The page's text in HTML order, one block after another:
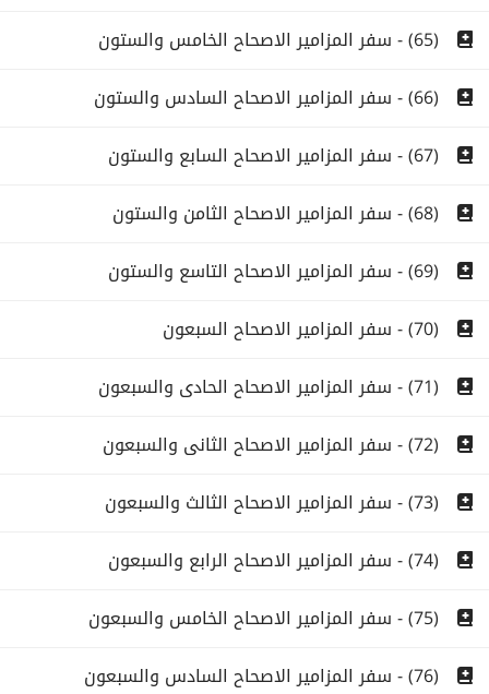
(65) - سفر المزامير الاصحاح الخامس والستون
(66) - سفر المزامير الاصحاح السادس والستون
(67) - سفر المزامير الاصحاح السابع والستون
(68) - سفر المزامير الاصحاح الثامن والستون
(69) - سفر المزامير الاصحاح التاسع والستون
(70) - سفر المزامير الاصحاح السبعون
(71) - سفر المزامير الاصحاح الحادى والسبعون
(72) - سفر المزامير الاصحاح الثانى والسبعون
(73) - سفر المزامير الاصحاح الثالث والسبعون
(74) - سفر المزامير الاصحاح الرابع والسبعون
(75) - سفر المزامير الاصحاح الخامس والسبعون
(76) - سفر المزامير الاصحاح السادس والسبعون